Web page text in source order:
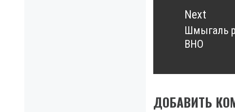
Next
Next
post:
Шмыгаль
ВНО
ДОБАВИТЬ